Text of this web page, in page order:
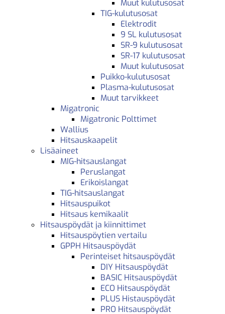
Muut kulutusosat
TIG-kulutusosat
Elektrodit
9 SL kulutusosat
SR-9 kulutusosat
SR-17 kulutusosat
Muut kulutusosat
Puikko-kulutusosat
Plasma-kulutusosat
Muut tarvikkeet
Migatronic
Migatronic Polttimet
Wallius
Hitsauskaapelit
Lisäaineet
MIG-hitsauslangat
Peruslangat
Erikoislangat
TIG-hitsauslangat
Hitsauspuikot
Hitsaus kemikaalit
Hitsauspöydät ja kiinnittimet
Hitsauspöytien vertailu
GPPH Hitsauspöydät
Perinteiset hitsauspöydät
DIY Hitsauspöydät
BASIC Hitsauspöydät
ECO Hitsauspöydät
PLUS Histauspöydät
PRO Hitsauspöydät